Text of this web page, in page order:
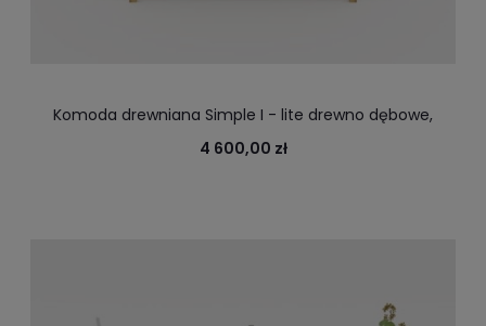
Komoda drewniana Simple I - lite drewno dębowe,
jesion
4 600,00 zł